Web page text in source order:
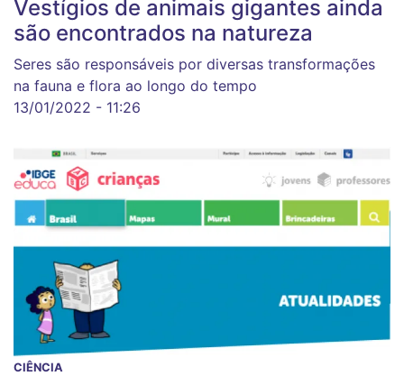
Vestígios de animais gigantes ainda
são encontrados na natureza
Seres são responsáveis por diversas transformações
na fauna e flora ao longo do tempo
13/01/2022 - 11:26
CIÊNCIA